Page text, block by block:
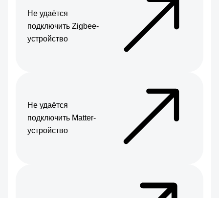
Не удаётся
подключить Zigbee-
устройство
Не удаётся
подключить Matter-
устройство